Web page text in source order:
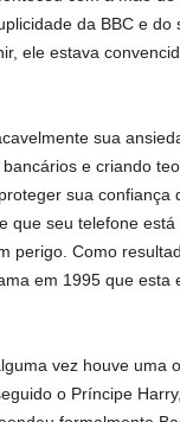
da BBC e do
ele estava
sua
e criando
sua confiança
que seu telefone
perigo. Como
em 1995 que esta
vez houve uma
o Príncipe